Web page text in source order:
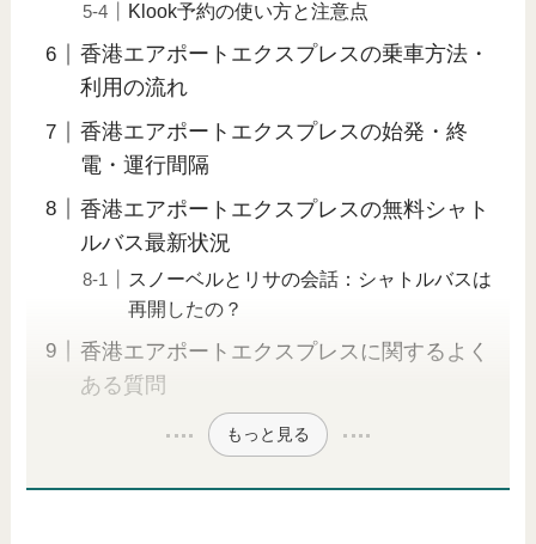
Klook予約の使い方と注意点
香港エアポートエクスプレスの乗車方法・
利用の流れ
香港エアポートエクスプレスの始発・終
電・運行間隔
香港エアポートエクスプレスの無料シャト
ルバス最新状況
スノーベルとリサの会話：シャトルバスは
再開したの？
香港エアポートエクスプレスに関するよく
ある質問
もっと見る